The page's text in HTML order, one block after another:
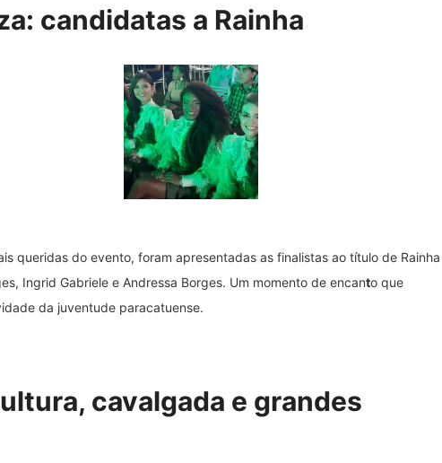
candidatas a Rainha
queridas do evento, foram apresentadas as finalistas ao título de Rainha
Ingrid Gabriele e Andressa Borges. Um momento de encanto que
da juventude paracatuense.
cavalgada e grandes